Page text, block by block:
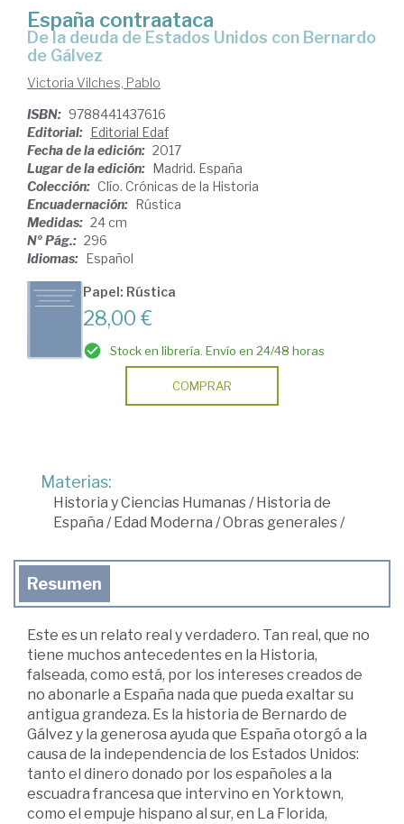
España contraataca
de la deuda de Estados Unidos con Bernardo
de Gálvez
Victoria Vilches, Pablo
ISBN: 9788441437616
Editorial: Editorial Edaf
Fecha de la edición: 2017
Lugar de la edición: Madrid. España
Colección: Clío. Crónicas de la Historia
Encuadernación: Rústica
Medidas: 24 cm
Nº Pág.: 296
Idiomas: Español
Papel: Rústica
28,00 €
Stock en librería. Envío en 24/48 horas
COMPRAR
Materias:
Historia y Ciencias Humanas/Historia de
España /Edad Moderna /Obras generales/
Resumen
Este es un relato real y verdadero. Tan real, que no
tiene muchos antecedentes en la Historia,
falseada, como está, por los intereses creados de
no abonarle a España nada que pueda exaltar su
antigua grandeza. Es la historia de Bernardo de
Gálvez y la generosa ayuda que España otorgó a la
causa de la independencia de los Estados Unidos:
tanto el dinero donado por los españoles a la
escuadra francesa que intervino en Yorktown,
como el empuje hispano al sur, en La Florida,